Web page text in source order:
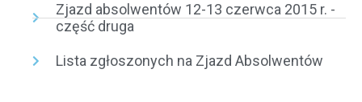
Zjazd absolwentów 12-13 czerwca 2015 r. -
część druga
Lista zgłoszonych na Zjazd Absolwentów